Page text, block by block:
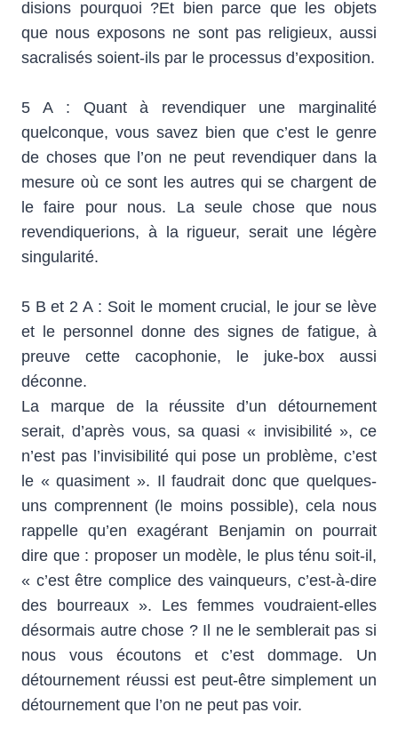
disions pourquoi ?Et bien parce que les objets
que nous exposons ne sont pas religieux, aussi
sacralisés soient-ils par le processus d’exposition.
5 A : Quant à revendiquer une marginalité
quelconque, vous savez bien que c’est le genre
de choses que l’on ne peut revendiquer dans la
mesure où ce sont les autres qui se chargent de
le faire pour nous. La seule chose que nous
revendiquerions, à la rigueur, serait une légère
singularité.
5 B et 2 A : Soit le moment crucial, le jour se lève
et le personnel donne des signes de fatigue, à
preuve cette cacophonie, le juke-box aussi
déconne.
La marque de la réussite d’un détournement
serait, d’après vous, sa quasi « invisibilité », ce
n’est pas l’invisibilité qui pose un problème, c’est
le « quasiment ». Il faudrait donc que quelques-
uns comprennent (le moins possible), cela nous
rappelle qu’en exagérant Benjamin on pourrait
dire que : proposer un modèle, le plus ténu soit-il,
« c’est être complice des vainqueurs, c’est-à-dire
des bourreaux ». Les femmes voudraient-elles
désormais autre chose ? Il ne le semblerait pas si
nous vous écoutons et c’est dommage. Un
détournement réussi est peut-être simplement un
détournement que l’on ne peut pas voir.